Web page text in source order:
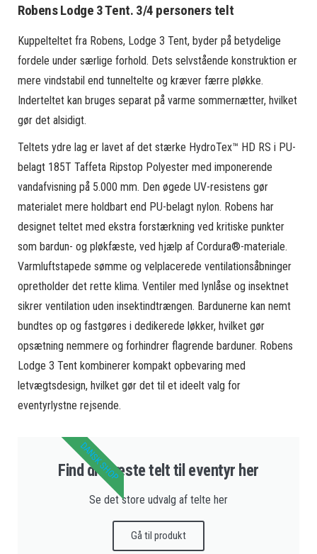
Robens Lodge 3 Tent. 3/4 personers telt
Kuppelteltet fra Robens, Lodge 3 Tent, byder på betydelige
fordele under særlige forhold. Dets selvstående konstruktion er
mere vindstabil end tunneltelte og kræver færre pløkke.
Inderteltet kan bruges separat på varme sommernætter, hvilket
gør det alsidigt.
Teltets ydre lag er lavet af det stærke HydroTex™ HD RS i PU-
belagt 185T Taffeta Ripstop Polyester med imponerende
vandafvisning på 5.000 mm. Den øgede UV-resistens gør
materialet mere holdbart end PU-belagt nylon. Robens har
designet teltet med ekstra forstærkning ved kritiske punkter
som bardun- og pløkfæste, ved hjælp af Cordura®-materiale.
Varmluftstapede sømme og velplacerede ventilationsåbninger
opretholder det rette klima. Ventiler med lynlåse og insektnet
sikrer ventilation uden insektindtrængen. Bardunerne kan nemt
bundtes op og fastgøres i dedikerede løkker, hvilket gør
opsætning nemmere og forhindrer flagrende barduner. Robens
Lodge 3 Tent kombinerer kompakt opbevaring med
letvægtsdesign, hvilket gør det til et ideelt valg for
eventyrlystne rejsende.
Find dit næste telt til eventyr her
Se det store udvalg af telte her
Gå til produkt
DANSK SHOP